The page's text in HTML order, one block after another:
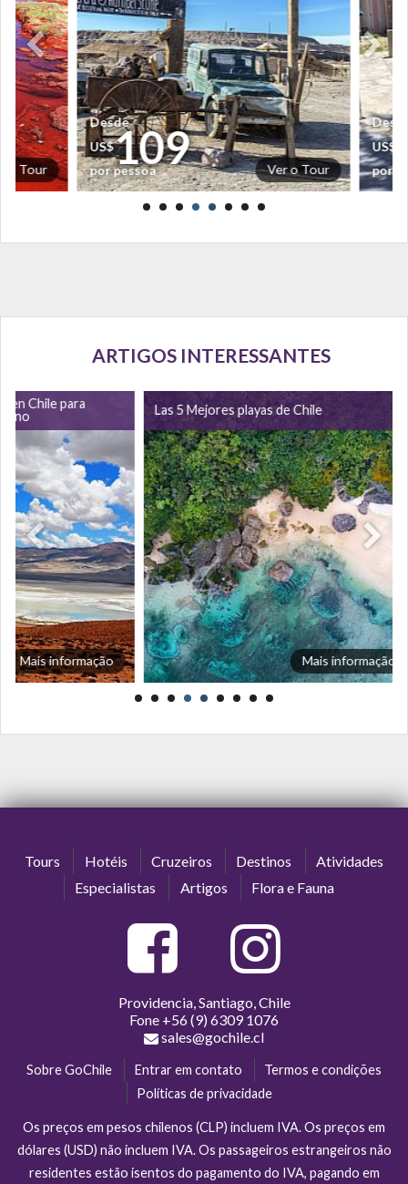
Ver o Tour
Desde
US$109
por pessoa
Desde
US$
por pessoa
ARTIGOS INTERESSANTES
Las 5 Mejores playas de Chile
Mais informação
Tours Hotéis Cruzeiros Destinos
Atividades
Especialistas
Artigos Flora e Fauna
Providencia, Santiago, Chile
Fone +56 (9) 6309 1076
sales@gochile.cl
Sobre GoChile Entrar em contato
Termos e condições
Políticas de privacidade
Os preços em pesos chilenos (CLP) incluem IVA. Os preços em
dólares (USD) não incluem IVA. Os passageiros estrangeiros não
residentes estão isentos do pagamento do IVA, pagando em